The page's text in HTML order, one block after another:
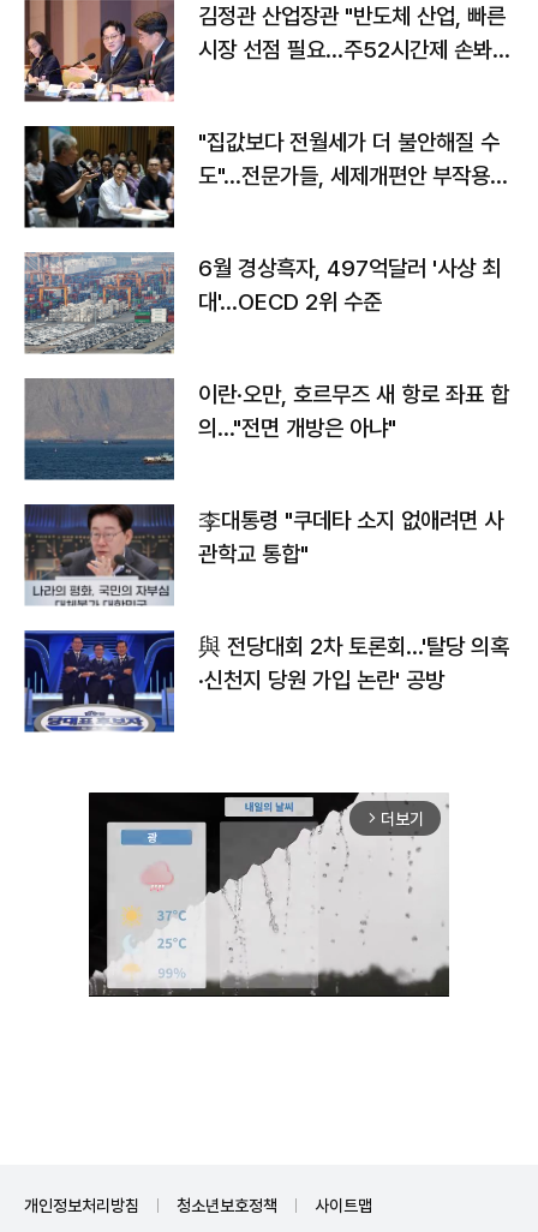
김정관 산업장관 "반도체 산업, 빠른
시장 선점 필요…주52시간제 손봐
"집값보다 전월세가 더 불안해질 수
도"…전문가들, 세제개편안 부작용
6월 경상흑자, 497억달러 '사상 최
대'…OECD 2위 수준
이란·오만, 호르무즈 새 항로 좌표 합
의…"전면 개방은 아냐"
李대통령 "쿠데타 소지 없애려면 사
관학교 통합"
與 전당대회 2차 토론회…'탈당 의혹
·신천지 당원 가입 논란' 공방
arrow_forward_ios 더보기
개인정보처리방침 청소년보호정책 사이트맵